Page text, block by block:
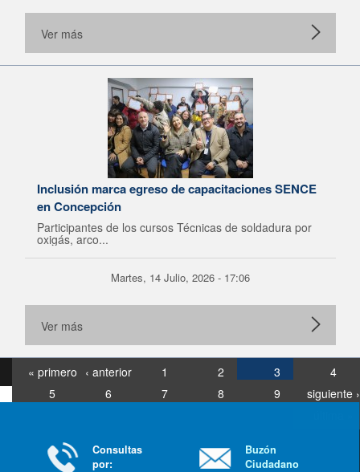
Ver más
Inclusión marca egreso de capacitaciones SENCE
en Concepción
Participantes de los cursos Técnicas de soldadura por
oxigás, arco...
Martes, 14 Julio, 2026 - 17:06
Ver más
« primero ‹ anterior 1 2 3
4
5
6 7 8 9
siguiente ›
Consultas
por:
Buzón
Ciudadano